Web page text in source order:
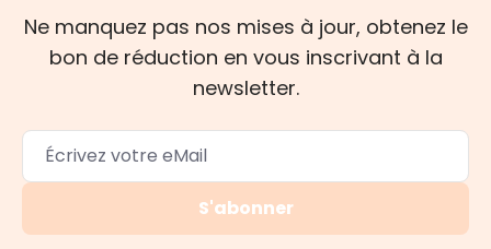
Ne manquez pas nos mises à jour, obtenez le
bon de réduction en vous inscrivant à la
newsletter.
S'abonner